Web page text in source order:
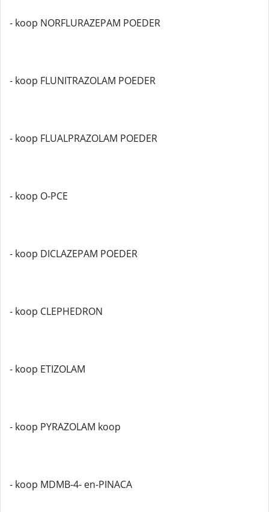
- koop NORFLURAZEPAM POEDER
- koop FLUNITRAZOLAM POEDER
- koop FLUALPRAZOLAM POEDER
- koop O-PCE
- koop DICLAZEPAM POEDER
- koop CLEPHEDRON
- koop ETIZOLAM
- koop PYRAZOLAM koop
- koop MDMB-4- en-PINACA